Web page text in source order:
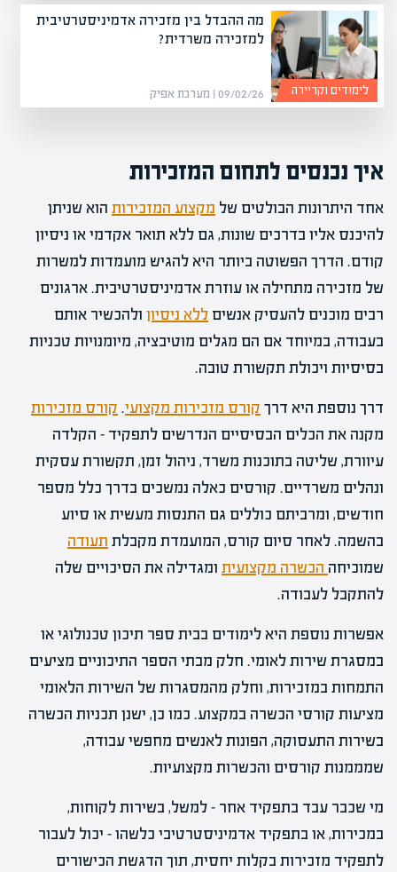
מה ההבדל בין מזכירה אדמיניסטרטיבית
למזכירה משרדית?
09/02/26 | מערכת אפיק לימודים וקריירה
איך נכנסים לתחום המזכירות
אחד היתרונות הבולטים של מקצוע המזכירות הוא שניתן
להיכנס אליו בדרכים שונות, גם ללא תואר אקדמי או ניסיון
קודם. הדרך הפשוטה ביותר היא להגיש מועמדות למשרות
של מזכירה מתחילה או עוזרת אדמיניסטרטיבית. ארגונים
רבים מוכנים להעסיק אנשים ללא ניסיון ולהכשיר אותם
בעבודה, במיוחד אם הם מגלים מוטיבציה, מיומנויות טכניות
בסיסיות ויכולת תקשורת טובה.
דרך נוספת היא דרך קורס מזכירות מקצועי. קורס מזכירות
מקנה את הכלים הבסיסיים הנדרשים לתפקיד – הקלדה
עיוורת, שליטה בתוכנות משרד, ניהול זמן, תקשורת עסקית
ונהלים משרדיים. קורסים כאלה נמשכים בדרך כלל מספר
חודשים, ומרביתם כוללים גם התנסות מעשית או סיוע
בהשמה. לאחר סיום קורס, המועמדת מקבלת תעודה
שמוכיחה הכשרה מקצועית ומגדילה את הסיכויים שלה
להתקבל לעבודה.
אפשרות נוספת היא לימודים בבית ספר תיכון טכנולוגי או
במסגרת שירות לאומי. חלק מבתי הספר התיכוניים מציעים
התמחות במזכירות, וחלק מהמסגרות של השירות הלאומי
מציעות קורסי הכשרה במקצוע. כמו כן, ישנן תכניות הכשרה
בשירות התעסוקה, הפונות לאנשים מחפשי עבודה,
שמממנות קורסים והכשרות מקצועיות.
מי שכבר עבד בתפקיד אחר – למשל, בשירות לקוחות,
במכירות, או בתפקיד אדמיניסטרטיבי כלשהו – יכול לעבור
לתפקיד מזכירות בקלות יחסית, תוך הדגשת הכישורים